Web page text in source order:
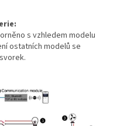
s vzhledem modelu
ostatních modelů se